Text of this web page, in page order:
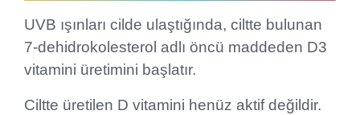
UVB ışınları cilde ulaştığında, ciltte bulunan
7-dehidrokolesterol adlı öncü maddeden D3
vitamini üretimini başlatır.
Ciltte üretilen D vitamini henüz aktif değildir.